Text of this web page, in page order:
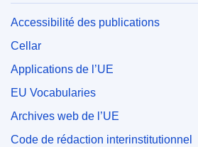
Accessibilité des publications
Cellar
Applications de l’UE
EU Vocabularies
Archives web de l’UE
Code de rédaction interinstitutionnel